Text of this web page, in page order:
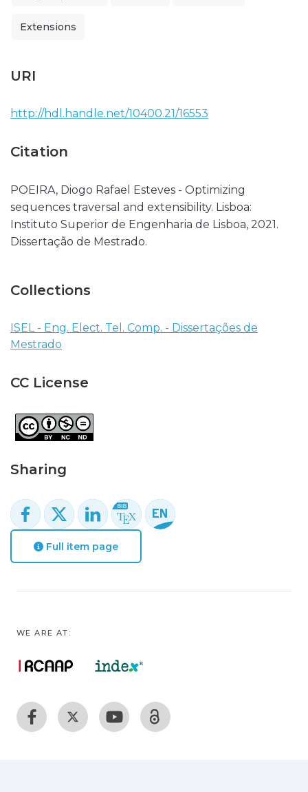
Extensions
URI
http://hdl.handle.net/10400.21/16553
Citation
POEIRA, Diogo Rafael Esteves - Optimizing
sequences traversal and extensibility. Lisboa:
Instituto Superior de Engenharia de Lisboa, 2021.
Dissertação de Mestrado.
Collections
ISEL - Eng. Elect. Tel. Comp. - Dissertações de
Mestrado
CC License
Sharing
Full item page
WE ARE AT: